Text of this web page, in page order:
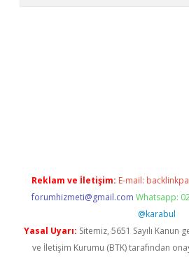
Reklam ve İletişim: E-mail:
forumhizmeti@gmail.com Whatsapp:
@karabul
Yasal Uyarı: Sitemiz, 5651 Sayılı
ve İletişim Kurumu (BTK) tarafından